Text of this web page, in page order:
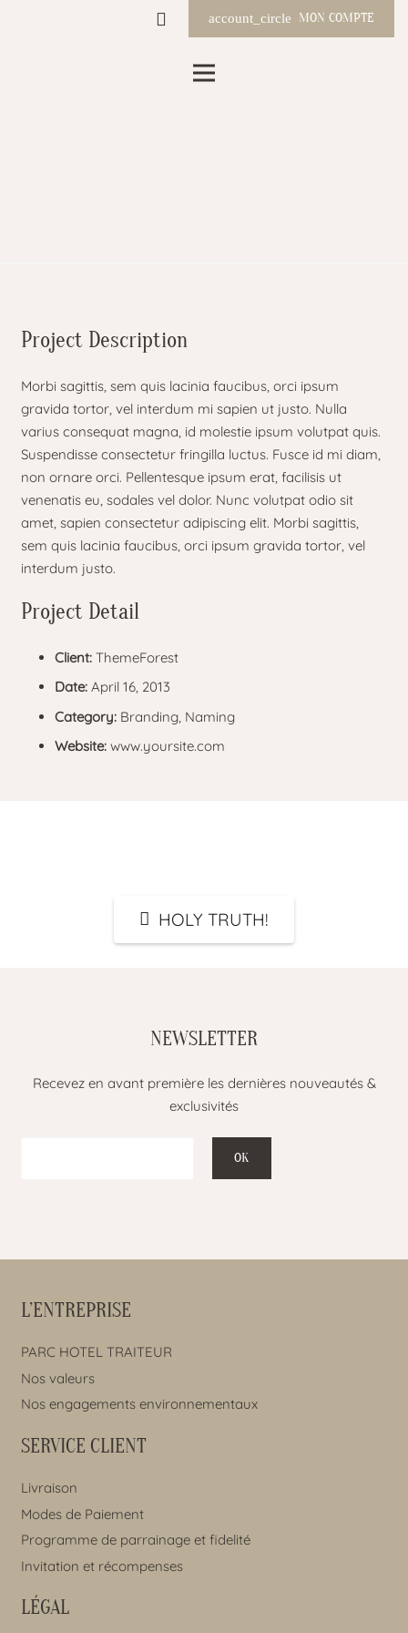
account_circle MON COMPTE
Project Description
Morbi sagittis, sem quis lacinia faucibus, orci ipsum
gravida tortor, vel interdum mi sapien ut justo. Nulla
varius consequat magna, id molestie ipsum volutpat quis.
Suspendisse consectetur fringilla luctus. Fusce id mi diam,
non ornare orci. Pellentesque ipsum erat, facilisis ut
venenatis eu, sodales vel dolor. Nunc volutpat odio sit
amet, sapien consectetur adipiscing elit. Morbi sagittis,
sem quis lacinia faucibus, orci ipsum gravida tortor, vel
interdum justo.
Project Detail
Client: ThemeForest
Date: April 16, 2013
Category: Branding, Naming
Website: www.yoursite.com
HOLY TRUTH!
NEWSLETTER
Recevez en avant première les dernières nouveautés &
exclusivités
L’ENTREPRISE
PARC HOTEL TRAITEUR
Nos valeurs
Nos engagements environnementaux
SERVICE CLIENT
Livraison
Modes de Paiement
Programme de parrainage et fidelité
Invitation et récompenses
LÉGAL